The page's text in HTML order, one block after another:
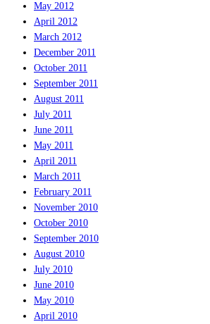
May 2012
April 2012
March 2012
December 2011
October 2011
September 2011
August 2011
July 2011
June 2011
May 2011
April 2011
March 2011
February 2011
November 2010
October 2010
September 2010
August 2010
July 2010
June 2010
May 2010
April 2010